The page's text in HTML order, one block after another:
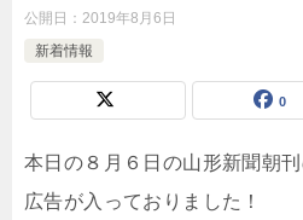
公開日： 2019年8月6日
新着情報
0
本日の８月６日の山形新聞朝
広告が入っておりました！